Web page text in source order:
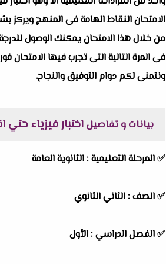
الامتحان النقاط الهامة فى المنهج ويركز
من خلال هذا الامتحان يمكنك الوصول
فى المرة التالية التى تجرب فيها
ونتمنى لكم دوام التوفيق والنجاح.
بيانات و تفاصيلاختبار فيزياء حتي
✅المرحلة التعليمية : الثانوية العامة
✅الصف : الثاني الثانوي
✅الفصل الدراسي : الأول